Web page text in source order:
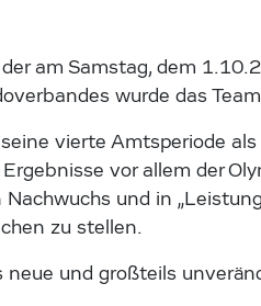
am Samstag, dem
wurde das
seine vierte Amtsperiode
Ergebnisse vor allem der
Nachwuchs und in
zu stellen.
neue und großteils